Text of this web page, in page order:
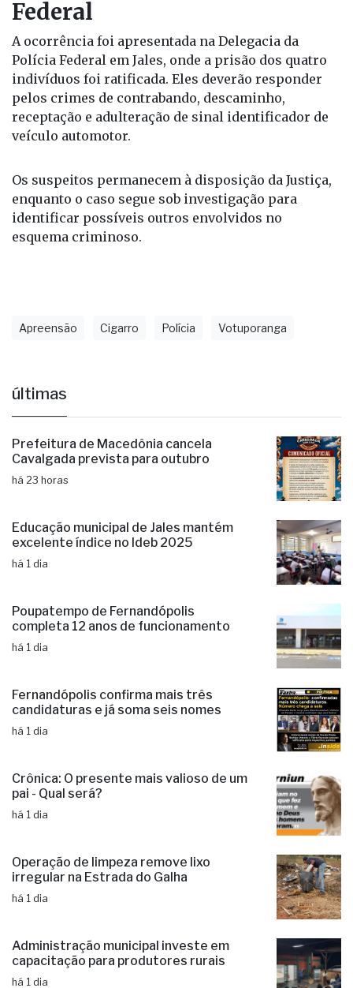
Federal
A ocorrência foi apresentada na Delegacia da
Polícia Federal em Jales, onde a prisão dos quatro
indivíduos foi ratificada. Eles deverão responder
pelos crimes de contrabando, descaminho,
receptação e adulteração de sinal identificador de
veículo automotor.
Os suspeitos permanecem à disposição da Justiça,
enquanto o caso segue sob investigação para
identificar possíveis outros envolvidos no
esquema criminoso.
Apreensão Cigarro Polícia Votuporanga
últimas
Prefeitura de Macedônia cancela
Cavalgada prevista para outubro
há 23 horas
Educação municipal de Jales mantém
excelente índice no Ideb 2025
há 1 dia
Poupatempo de Fernandópolis
completa 12 anos de funcionamento
há 1 dia
Fernandópolis confirma mais três
candidaturas e já soma seis nomes
há 1 dia
Crônica: O presente mais valioso de um
pai - Qual será?
há 1 dia
Operação de limpeza remove lixo
irregular na Estrada do Galha
há 1 dia
Administração municipal investe em
capacitação para produtores rurais
há 1 dia